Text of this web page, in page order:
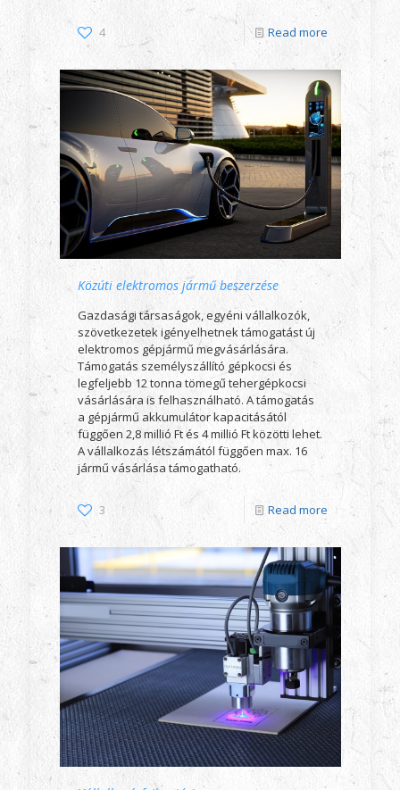
4 Read more
Közúti elektromos jármű beszerzése
Gazdasági társaságok, egyéni vállalkozók,
szövetkezetek igényelhetnek támogatást új
elektromos gépjármű megvásárlására.
Támogatás személyszállító gépkocsi és
legfeljebb 12 tonna tömegű tehergépkocsi
vásárlására is felhasználható. A támogatás
a gépjármű akkumulátor kapacitásától
függően 2,8 millió Ft és 4 millió Ft közötti lehet.
A vállalkozás létszámától függően max. 16
jármű vásárlása támogatható.
3 Read more